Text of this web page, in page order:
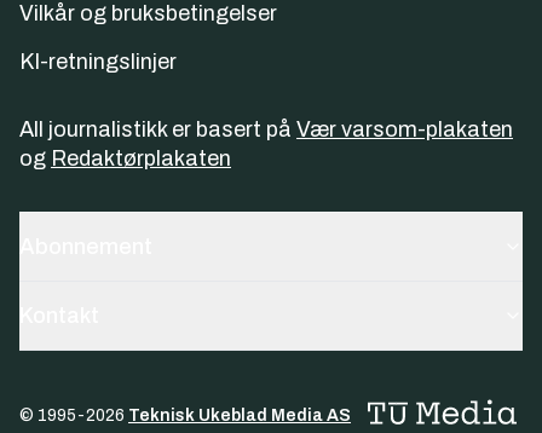
Vilkår og bruksbetingelser
KI-retningslinjer
All journalistikk er basert på Vær varsom-plakaten
og Redaktørplakaten
© 1995-2026 Teknisk Ukeblad Media AS